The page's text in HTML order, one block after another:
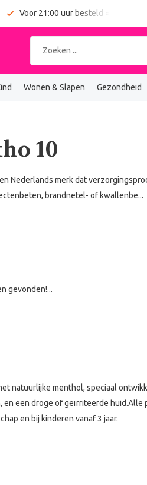
Voor 21:00 uur besteld = vandaag
Wonen & Slapen Gezondheid
10
Nederlands merk dat
brandnetel- of kwallenbe...
gevonden!...
natuurlijke menthol, speciaal
een droge of geïrriteerde huid.Alle
en bij kinderen vanaf 3 jaar.